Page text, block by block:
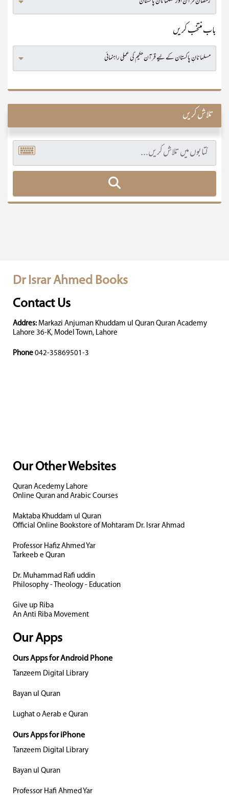
باب منتخب کریں
تلاش کریں
Dr Israr Ahmed Books
Contact Us
Addres: Markazi Anjuman Khuddam ul Quran Quran Academy
Lahore 36-K, Model Town, Lahore
Phone 042-35869501-3
Our Other Websites
Quran Acedemy Lahore
Online Quran and Arabic Courses
Maktaba Khuddam ul Quran
Official Online Bookstore of Mohtaram Dr. Israr Ahmad
Professor Hafiz Ahmed Yar
Tarkeeb e Quran
Dr. Muhammad Rafi uddin
Philosophy - Theology - Education
Give up Riba
An Anti Riba Movement
Our Apps
Ours Apps for Android Phone
Tanzeem Digital Library
Bayan ul Quran
Lughat o Aerab e Quran
Ours Apps for iPhone
Tanzeem Digital Library
Bayan ul Quran
Professor Hafi Ahmed Yar